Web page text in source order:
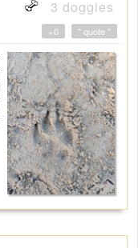
3 doggies
" quote "
+0